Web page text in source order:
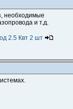
необходимые
и т.д.
2.5 Квт 2 шт